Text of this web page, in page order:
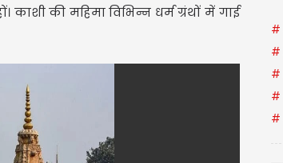
की महिमा विभिन्न धर्म ग्रंथों में गाई
#
#
#
#
#